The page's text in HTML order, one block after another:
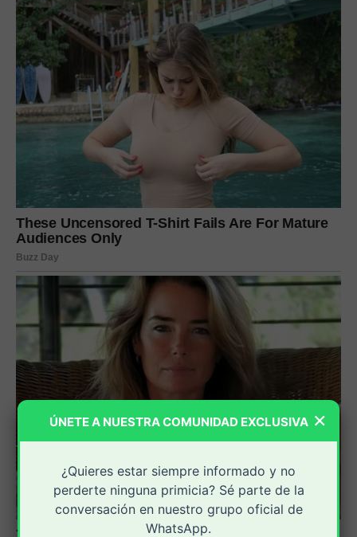
×
ÚNETE A NUESTRA COMUNIDAD EXCLUSIVA
¿Quieres estar siempre informado y no
perderte ninguna primicia? Sé parte de la
conversación en nuestro grupo oficial de
WhatsApp.